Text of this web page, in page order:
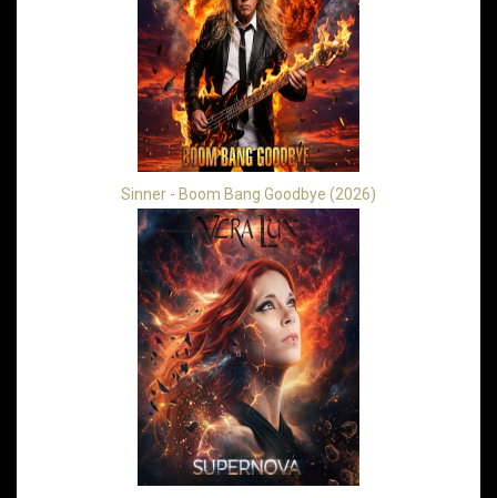
Sinner - Boom Bang Goodbye (2026)